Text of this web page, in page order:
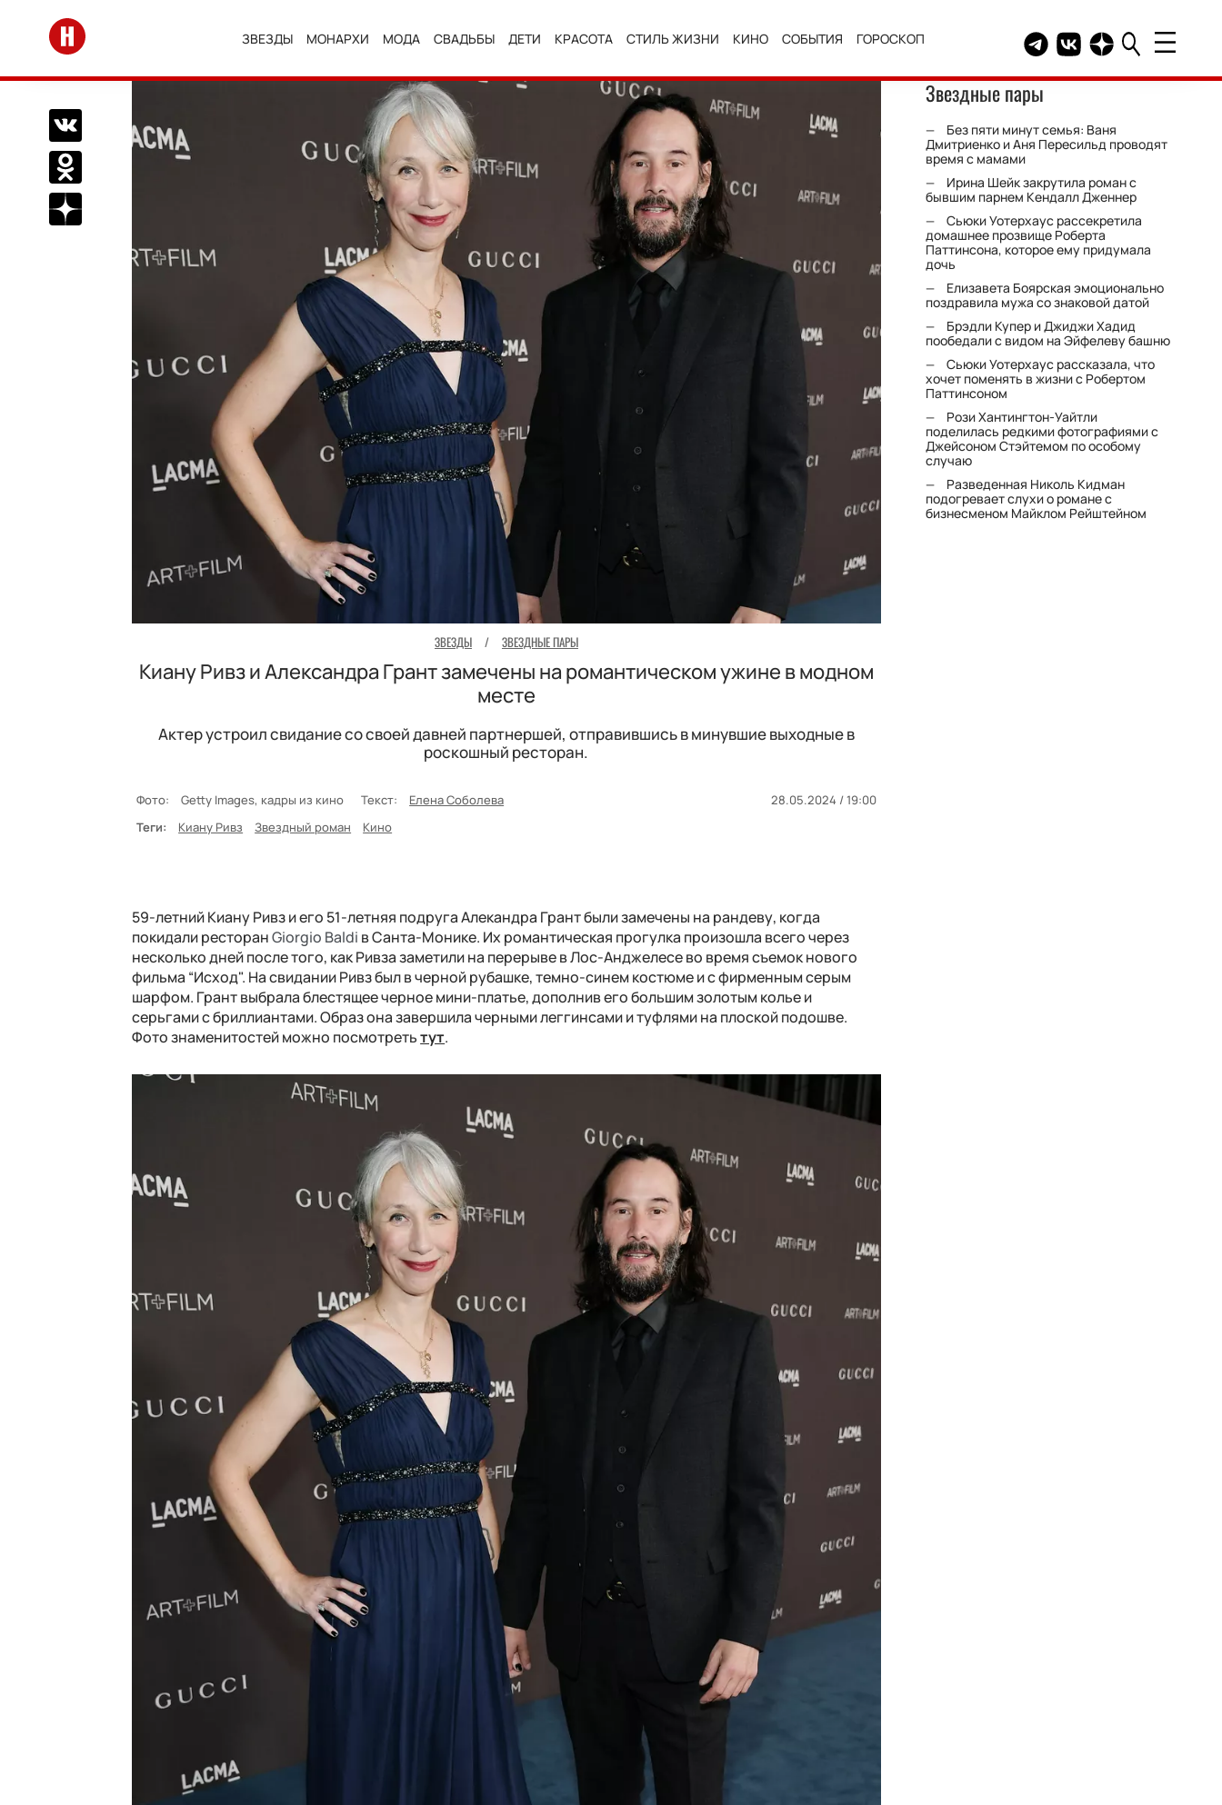
Перейти на главную
ЗВЕЗДЫ МОНАРХИ МОДА СВАДЬБЫ ДЕТИ КРАСОТА СТИЛЬ ЖИЗНИ КИНО СОБЫТИЯ ГОРОСКОП Telegram канал HELLO
Группа HELLO
Канал HELLO в
Поделиться Вконтакте
Поделиться в Одноклассниках
Подписаться на нас в Дзен
ЗВЕЗДЫ / ЗВЕЗДНЫЕ ПАРЫ
Киану Ривз и Александра Грант замечены на романтическом ужине в модном
месте
Актер устроил свидание со своей давней партнершей, отправившись в минувшие выходные в
роскошный ресторан.
Фото: Getty Images, кадры из кино Текст: Елена Соболева
28.05.2024 / 19:00
Теги:
Киану Ривз Звездный роман Кино
59-летний Киану Ривз и его 51-летняя подруга Алекандра Грант были замечены на рандеву, когда
покидали ресторанGiorgio Baldi в Санта-Монике. Их романтическая прогулка произошла всего через
несколько дней после того, как Ривза заметили на перерыве в Лос-Анджелесе во время съемок нового
фильма “Исход". На свидании Ривз был в черной рубашке, темно-синем костюме и с фирменным серым
шарфом. Грант выбрала блестящее черное мини-платье, дополнив его большим золотым колье и
серьгами с бриллиантами. Образ она завершила черными леггинсами и туфлями на плоской подошве.
Фото знаменитостей можно посмотретьтут.
Звездные пары
Без пяти минут семья: Ваня
Дмитриенко и Аня Пересильд проводят
время с мамами
Ирина Шейк закрутила роман с
бывшим парнем Кендалл Дженнер
Сьюки Уотерхаус рассекретила
домашнее прозвище Роберта
Паттинсона, которое ему придумала
дочь
Елизавета Боярская эмоционально
поздравила мужа со знаковой датой
Брэдли Купер и Джиджи Хадид
пообедали с видом на Эйфелеву башню
Сьюки Уотерхаус рассказала, что
хочет поменять в жизни с Робертом
Паттинсоном
Рози Хантингтон-Уайтли
поделилась редкими фотографиями с
Джейсоном Стэйтемом по особому
случаю
Разведенная Николь Кидман
подогревает слухи о романе с
бизнесменом Майклом Рейштейном